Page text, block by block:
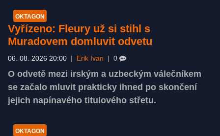
OKTAGON
Vyřízeno: Fleury už si stihl s
Muradovem domluvit odvetu
06. 08. 2026 20:00 Erik Ivan 0
O odvetě mezi irským a uzbeckým válečníkem
se začalo mluvit prakticky ihned po skončení
jejich napínavého titulového střetu.
OKTAGON